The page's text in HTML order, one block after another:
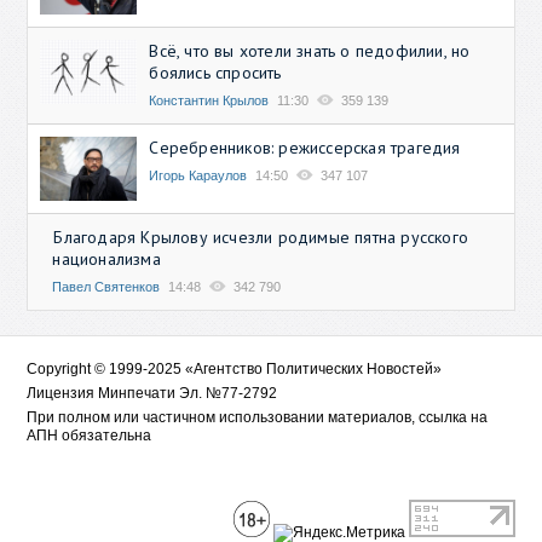
Всё, что вы хотели знать о педофилии, но
боялись спросить
Константин Крылов 11:30 359 139
Серебренников: режиссерская трагедия
Игорь Караулов 14:50 347 107
Благодаря Крылову исчезли родимые пятна русского
национализма
Павел Святенков 14:48 342 790
Copyright © 1999-2025 «Агентство Политических Новостей»
Лицензия Минпечати Эл. №77-2792
При полном или частичном использовании материалов, ссылка на
АПН обязательна